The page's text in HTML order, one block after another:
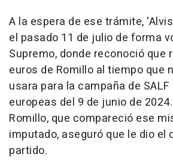
A la espera de ese trámite,
el pasado 11 de julio de forma
Supremo, donde reconoció que
euros de Romillo al tiempo que
usara para la campaña de
europeas del 9 de junio de
Romillo, que compareció ese
imputado, aseguró que le dio el
partido.